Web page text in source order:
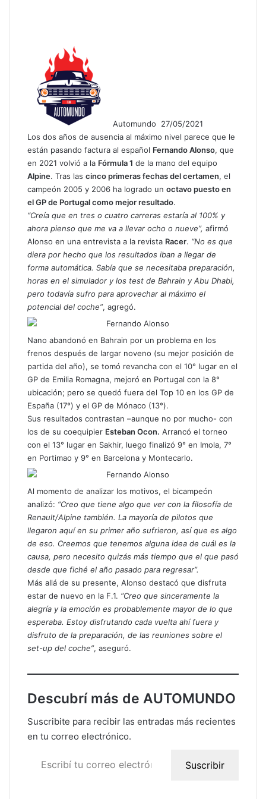
Automundo
o
n
X
27/05/2021
Los dos años de ausencia al máximo nivel parece que le
están pasando factura al español Fernando Alonso, que
en 2021 volvió a la Fórmula 1 de la mano del equipo
Alpine. Tras las cinco primeras fechas del certamen, el
campeón 2005 y 2006 ha logrado un octavo puesto en
el GP de Portugal como mejor resultado.
“Creía que en tres o cuatro carreras estaría al 100% y
ahora pienso que me va a llevar ocho o nueve”, afirmó
Alonso en una entrevista a la revista Racer. “No es que
diera por hecho que los resultados iban a llegar de
forma automática. Sabía que se necesitaba preparación,
horas en el simulador y los test de Bahrain y Abu Dhabi,
pero todavía sufro para aprovechar al máximo el
potencial del coche”, agregó.
Nano abandonó en Bahrain por un problema en los
frenos después de largar noveno (su mejor posición de
partida del año), se tomó revancha con el 10° lugar en el
GP de Emilia Romagna, mejoró en Portugal con la 8°
ubicación; pero se quedó fuera del Top 10 en los GP de
España (17°) y el GP de Mónaco (13°).
Sus resultados contrastan –aunque no por mucho- con
los de su coequipier Esteban Ocon. Arrancó el torneo
con el 13° lugar en Sakhir, luego finalizó 9° en Imola, 7°
en Portimao y 9° en Barcelona y Montecarlo.
Al momento de analizar los motivos, el bicampeón
analizó: “Creo que tiene algo que ver con la filosofía de
Renault/Alpine también. La mayoría de pilotos que
llegaron aquí en su primer año sufrieron, así que es algo
de eso. Creemos que tenemos alguna idea de cuál es la
causa, pero necesito quizás más tiempo que el que pasó
desde que fiché el año pasado para regresar”.
Más allá de su presente, Alonso destacó que disfruta
estar de nuevo en la F.1. “Creo que sinceramente la
alegría y la emoción es probablemente mayor de lo que
esperaba. Estoy disfrutando cada vuelta ahí fuera y
disfruto de la preparación, de las reuniones sobre el
set-up del coche”, aseguró.
Descubrí más de AUTOMUNDO
Suscribite para recibir las entradas más recientes
en tu correo electrónico.
Suscribir